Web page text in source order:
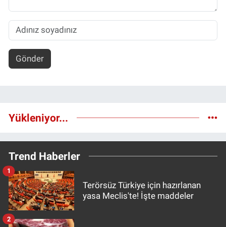
Gönder
Yükleniyor...
Trend Haberler
Terörsüz Türkiye için hazırlanan
yasa Meclis'te! İşte maddeler
1
2